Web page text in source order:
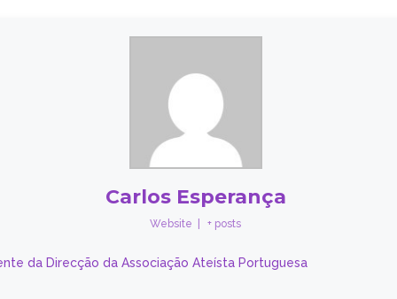
Carlos Esperança
Website + posts
da Direcção da Associação Ateísta Portuguesa